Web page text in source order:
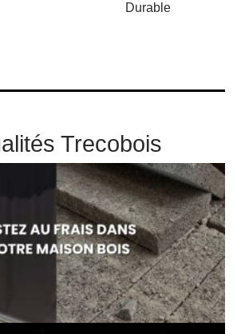
Durable
Trecobois